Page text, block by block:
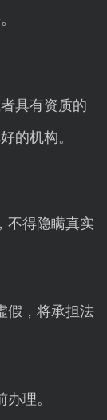
具有资质的
的机构。
不得隐瞒真实
假，将承担法
理。